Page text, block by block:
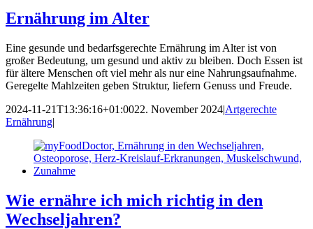
Ernährung im Alter
Eine gesunde und bedarfsgerechte Ernährung im Alter ist von
großer Bedeutung, um gesund und aktiv zu bleiben. Doch Essen ist
für ältere Menschen oft viel mehr als nur eine Nahrungsaufnahme.
Geregelte Mahlzeiten geben Struktur, liefern Genuss und Freude.
2024-11-21T13:36:16+01:0022. November 2024|Artgerechte
Ernährung|
Wie ernähre ich mich richtig in den
Wechseljahren?